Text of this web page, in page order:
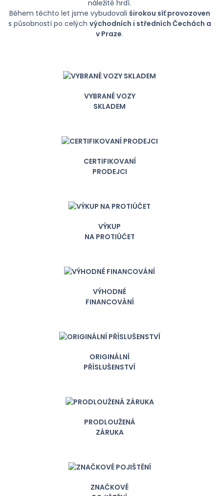
náležitě hrdí.
Během těchto let jsme vybudovali širokou síť provozoven
s působností po celých východních i středních Čechách a
v Praze.
VYBRANÉ VOZY
SKLADEM
CERTIFIKOVANÍ
PRODEJCI
VÝKUP
NA PROTIÚČET
VÝHODNÉ
FINANCOVÁNÍ
ORIGINÁLNÍ
PŘÍSLUŠENSTVÍ
PRODLOUŽENÁ
ZÁRUKA
ZNAČKOVÉ